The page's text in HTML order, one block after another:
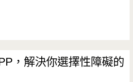
，解決你選擇性障礙的